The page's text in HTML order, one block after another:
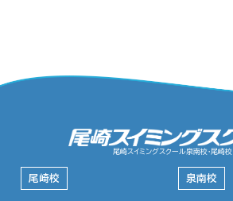
尾崎スイミングスクール泉南校・尾崎校
尾崎校 泉南校